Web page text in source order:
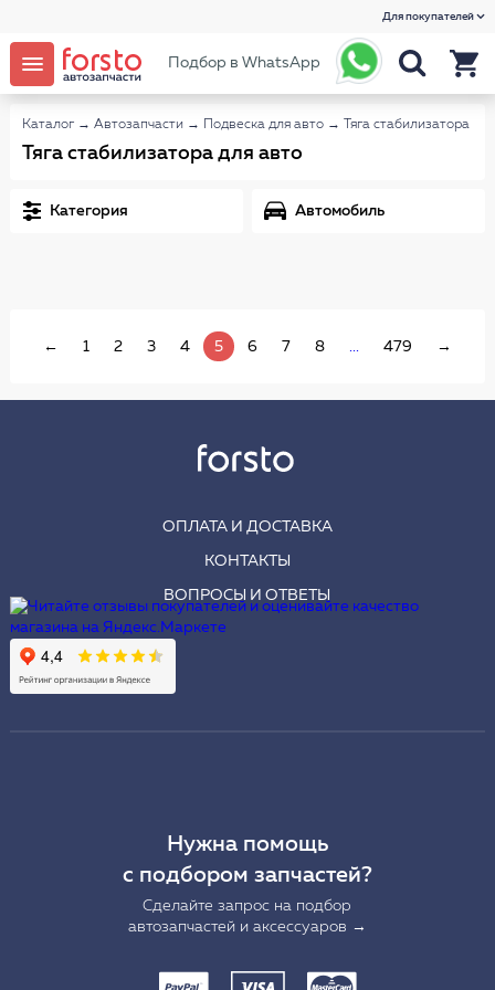
Для покупателей
Подбор в WhatsApp
Каталог → Автозапчасти → Подвеска для авто → Тяга стабилизатора
Тяга стабилизатора для авто
Категория Автомобиль
← 1 2 3 4 5 6 7 8 ... 479 →
ОПЛАТА И ДОСТАВКА
КОНТАКТЫ
ВОПРОСЫ И ОТВЕТЫ
Нужна помощь
с подбором запчастей?
Сделайте запрос на подбор
автозапчастей и аксессуаров →